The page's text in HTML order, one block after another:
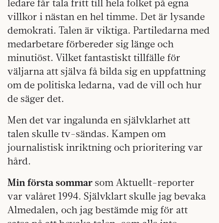
ledare får tala fritt till hela folket på egna
villkor i nästan en hel timme. Det är lysande
demokrati. Talen är viktiga. Partiledarna med
medarbetare förbereder sig länge och
minutiöst. Vilket fantastiskt tillfälle för
väljarna att själva få bilda sig en uppfattning
om de politiska ledarna, vad de vill och hur
de säger det.
Men det var ingalunda en självklarhet att
talen skulle tv-sändas. Kampen om
journalistisk inriktning och prioritering var
hård.
Min första sommar som Aktuellt-reporter
var valåret 1994. Självklart skulle jag bevaka
Almedalen, och jag bestämde mig för att